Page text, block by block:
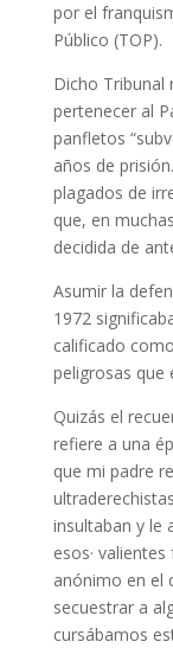
por el
Público (TOP).
Dicho Tribunal
pertenecer al
panfletos
años de
plagados de
que, en
decidida de
Asumir la
1972
calificado
peligrosas que
Quizás el
refiere a una
que mi padre
insultaban y le
esos· valientes
anónimo en el
secuestrar a
cursábamos